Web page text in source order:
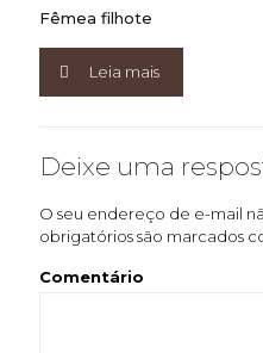
Fêmea filhote
Leia mais
Deixe uma
O seu endereço de e-mail
obrigatórios são marcados
Comentário